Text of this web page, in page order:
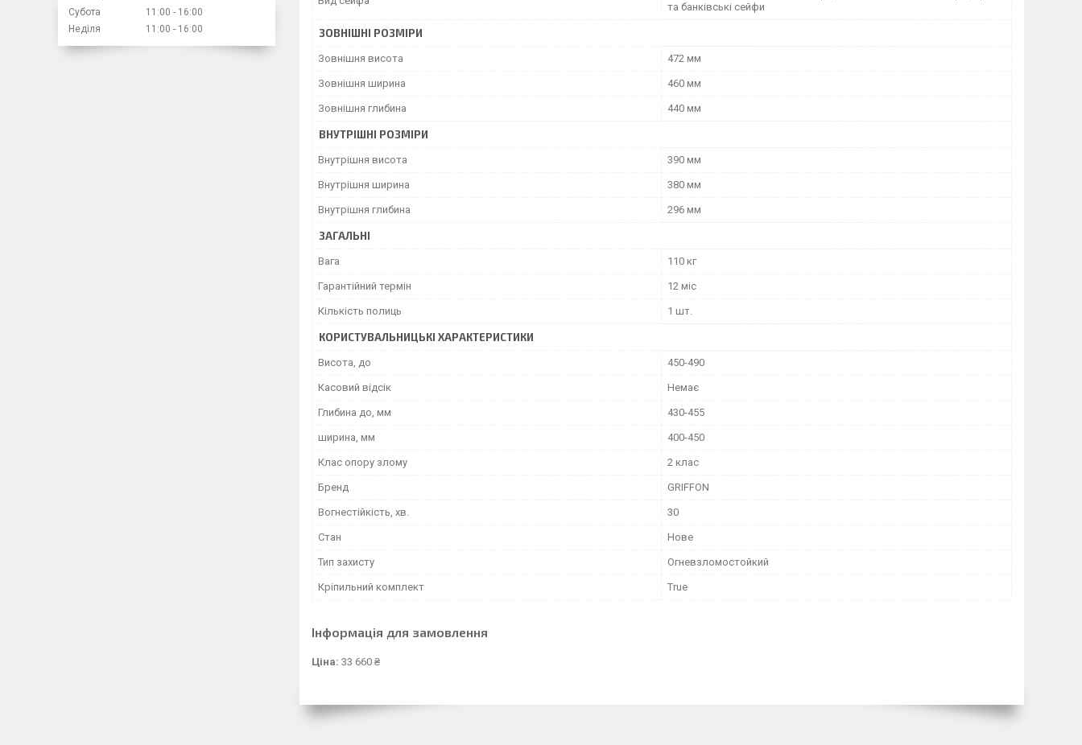
та банківські сейфи
ЗОВНІШНІ РОЗМІРИ
Зовнішня висота 472 мм
Зовнішня ширина 460 мм
Зовнішня глибина 440 мм
ВНУТРІШНІ РОЗМІРИ
Внутрішня висота 390 мм
Внутрішня ширина 380 мм
Внутрішня глибина 296 мм
ЗАГАЛЬНІ
Вага 110 кг
Гарантійний термін 12 міс
Кількість полиць 1 шт.
КОРИСТУВАЛЬНИЦЬКІ ХАРАКТЕРИСТИКИ
Висота, до 450-490
Касовий відсік Немає
Глибина до, мм 430-455
ширина, мм 400-450
Клас опору злому 2 клас
Бренд GRIFFON
Вогнестійкість, хв. 30
Стан Нове
Тип захисту Огневзломостойкий
Кріпильний комплект True
Інформація для замовлення
Ціна: 33 660 ₴
Субота
11:00
16:00
Неділя
11:00 16:00